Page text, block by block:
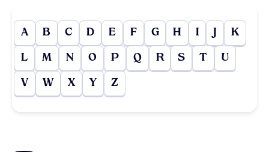
A B C D E F G H I J K
L M N O P Q R S T U
V W X Y Z